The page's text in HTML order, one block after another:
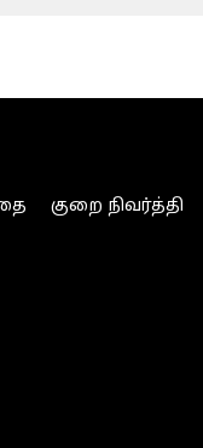
குறை நிவர்த்தி